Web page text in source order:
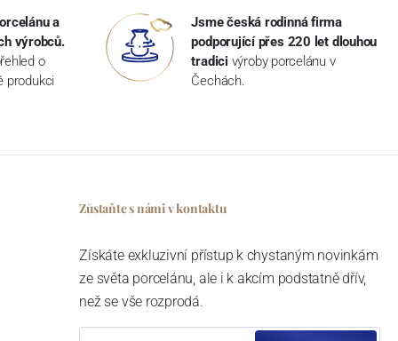
a
výrobců.
o
produkci
Jsme česká rodinná firma
podporující přes 220 let dlouhou
tradici výroby porcelánu v
Čechách.
Zůstaňte s námi v kontaktu
Získáte exkluzivní přístup k chystaným novinkám
ze světa porcelánu, ale i k akcím podstatně dřív,
než se vše rozprodá.